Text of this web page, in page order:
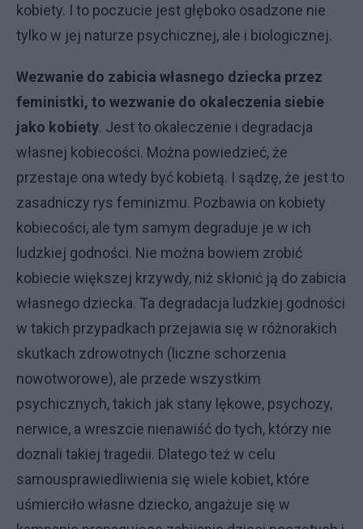
kobiety. I to poczucie jest głęboko osadzone nie
tylko w jej naturze psychicznej, ale i biologicznej.
Wezwanie do zabicia własnego dziecka przez
feministki, to wezwanie do okaleczenia siebie
jako kobiety. Jest to okaleczenie i degradacja
własnej kobiecości. Można powiedzieć, że
przestaje ona wtedy być kobietą. I sądzę, że jest to
zasadniczy rys feminizmu. Pozbawia on kobiety
kobiecości, ale tym samym degraduje je w ich
ludzkiej godności. Nie można bowiem zrobić
kobiecie większej krzywdy, niż skłonić ją do zabicia
własnego dziecka. Ta degradacja ludzkiej godności
w takich przypadkach przejawia się w różnorakich
skutkach zdrowotnych (liczne schorzenia
nowotworowe), ale przede wszystkim
psychicznych, takich jak stany lękowe, psychozy,
nerwice, a wreszcie nienawiść do tych, którzy nie
doznali takiej tragedii. Dlatego też w celu
samousprawiedliwienia się wiele kobiet, które
uśmierciło własne dziecko, angażuje się w